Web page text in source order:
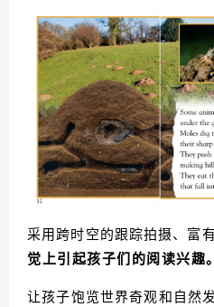
采用跨时空的跟踪拍摄、富
觉上引起孩子们的阅读兴趣。
让孩子饱览世界奇观和自然